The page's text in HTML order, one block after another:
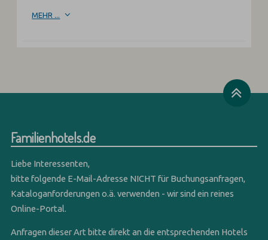
MEHR ...
Familienhotels.de
Liebe Interessenten,
bitte folgende E-Mail-Adresse NICHT für Buchungsanfragen,
Kataloganforderungen o.ä. verwenden - wir sind ein reines
Online-Portal.
Anfragen dieser Art bitte direkt an die entsprechenden Hotels